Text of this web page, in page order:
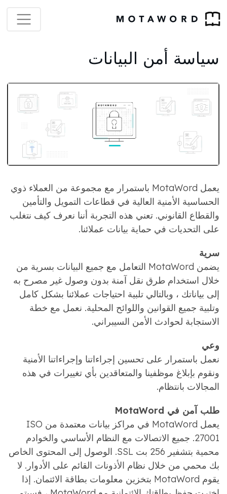
سياسة أمن البيانات
يعمل MotaWord باستمرار مع مجموعة من العملاء ذوي
الحساسية الأمنية العالية في قطاعات التمويل والتأمين
والقطاع القانوني. تعني هذه التجربة أننا نعرف كيف نتغلب
على التحديات في حماية بيانات عملائنا.
سرية
يضمن MotaWord التعامل مع جميع البيانات بسرية من
خلال استخدام طرق نقل آمنة بدون وصول غير مصرح به
إلى بياناتك ، وبالتالي تلبية احتياجات عملائنا بشكل كامل
وتلبية جميع القوانين واللوائح المحلية. نعمل مع خطة
الاستجابة لحوادث الأمن السيبراني.
وعي
نعمل باستمرار على تحسين إجراءاتنا وإجراءاتنا الأمنية
ونقوم بإبلاغ موظفينا والمتعاقدين بأي تغييرات في هذه
المجالات بانتظام.
طلب آمن في MotaWord
يعمل MotaWord في مراكز بيانات معتمدة من ISO
27001. جميع الاتصالات مع النظام الأساسي والخوادم
محمية بتشفير 256 بت SSL. الوصول إلى المحتوى الخاص
بك محمي من خلال نظام الأذونات القائم على الأدوار. لا
يقوم MotaWord بتخزين معلومات بطاقة الائتمان. إذا